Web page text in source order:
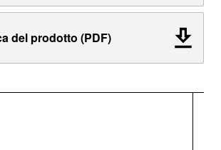
del prodotto (PDF)